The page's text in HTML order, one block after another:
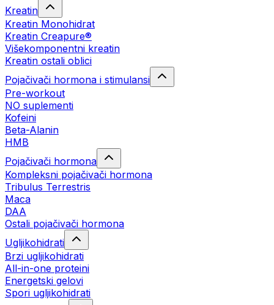
Kreatin
Kreatin Monohidrat
Kreatin Creapure®
Višekomponentni kreatin
Kreatin ostali oblici
Pojačivači hormona i stimulansi
Pre-workout
NO suplementi
Kofeini
Beta-Alanin
HMB
Pojačivači hormona
Kompleksni pojačivači hormona
Tribulus Terrestris
Maca
DAA
Ostali pojačivači hormona
Ugljikohidrati
Brzi ugljikohidrati
All-in-one proteini
Energetski gelovi
Spori ugljikohidrati